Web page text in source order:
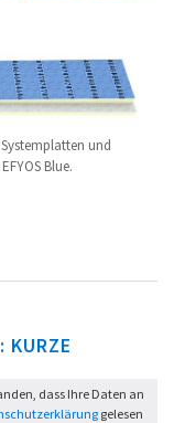
und
Blue.
KURZE
dass Ihre Daten an
gelesen